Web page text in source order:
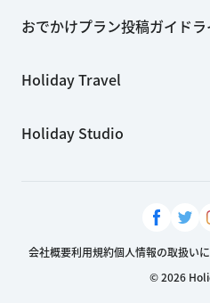
おでかけプラン投稿ガイドラ
Holiday Travel
Holiday Studio
会社概要利用規約個人情報の取扱い
© 2026